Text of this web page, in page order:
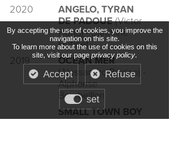
2020
ANGELO, TYRAN
DE PADOUE(Victor
Hugo) - Sandrine
Hutinet
2019
OCÉAN MER
(Alessandro Barrico) -
Alphonse
Bourbeillon
SMALL TOWN BOY
By accepting the use of cookies, you improve the
navigation on this site.
To learn more about the use of cookies on this
site, visit our page privacy policy.
Accept Refuse
set